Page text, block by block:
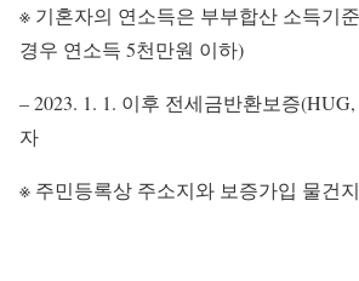
※ 기혼자의 연소득은 부부합산 소득기
경우 연소득 5천만원 이하)
– 2023. 1. 1. 이후 전세금반환보증
자
※ 주민등록상 주소지와 보증가입 물건